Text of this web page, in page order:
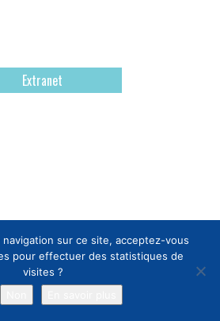
Extranet
sur ce site, acceptez-vous
pour effectuer des statistiques de
visites ?